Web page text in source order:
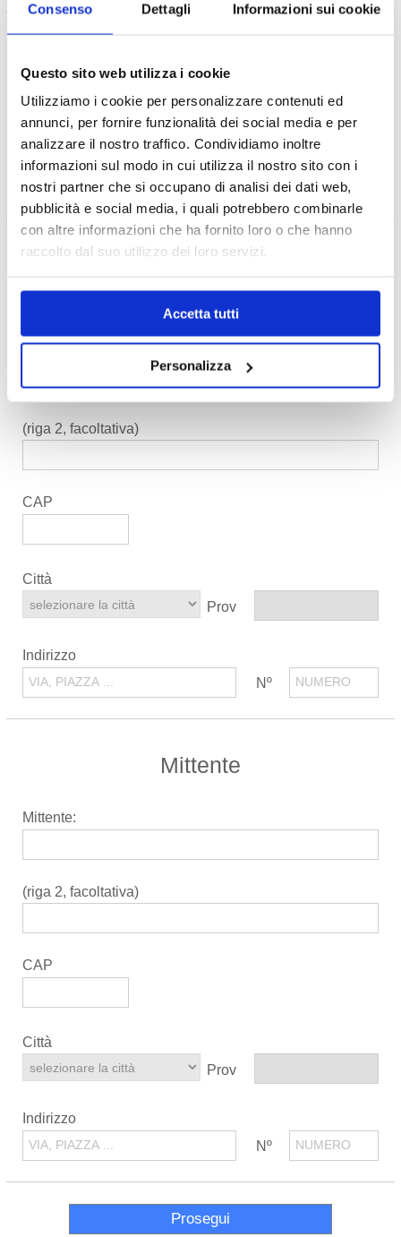
Consenso Dettagli Informazioni sui cookie
Questo sito web utilizza i cookie
Utilizziamo i cookie per personalizzare contenuti ed
annunci, per fornire funzionalità dei social media e per
analizzare il nostro traffico. Condividiamo inoltre
informazioni sul modo in cui utilizza il nostro sito con i
nostri partner che si occupano di analisi dei dati web,
pubblicità e social media, i quali potrebbero combinarle
con altre informazioni che ha fornito loro o che hanno
raccolto dal suo utilizzo dei loro servizi.
Accetta tutti
Personalizza
Carica Documento
(file .PDF o .JPG)
Componi messaggio
Destinatario
(riga 2, facoltativa)
CAP
Città
Prov
Indirizzo
Nº
Mittente
Mittente:
(riga 2, facoltativa)
CAP
Città
Prov
Indirizzo
Nº